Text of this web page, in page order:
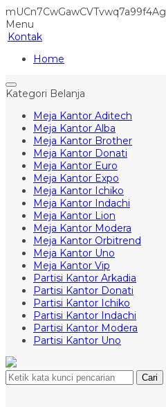
Menu
Kontak
Home
Kategori Belanja
Meja Kantor Aditech
Meja Kantor Alba
Meja Kantor Brother
Meja Kantor Donati
Meja Kantor Euro
Meja Kantor Expo
Meja Kantor Ichiko
Meja Kantor Indachi
Meja Kantor Lion
Meja Kantor Modera
Meja Kantor Orbitrend
Meja Kantor Uno
Meja Kantor Vip
Partisi Kantor Arkadia
Partisi Kantor Donati
Partisi Kantor Ichiko
Partisi Kantor Indachi
Partisi Kantor Modera
Partisi Kantor Uno
Cari